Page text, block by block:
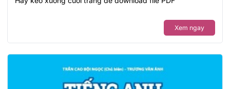
Xem ngay